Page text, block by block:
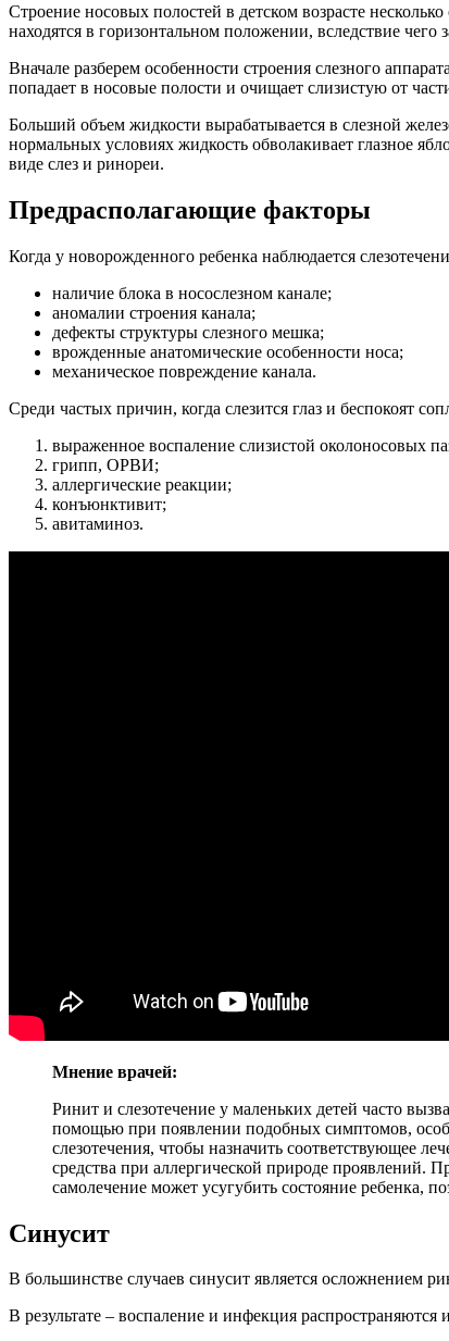
Строение носовых полостей в детском возрасте
находятся в горизонтальном положении, вследствие чего
Вначале разберем особенности строения слезного
попадает в носовые полости и очищает слизистую от
Больший объем жидкости вырабатывается в слезной
нормальных условиях жидкость обволакивает глазное
виде слез и ринореи.
Предрасполагающие факторы
Когда у новорожденного ребенка наблюдается
наличие блока в носослезном канале;
аномалии строения канала;
дефекты структуры слезного мешка;
врожденные анатомические особенности носа;
механическое повреждение канала.
Среди частых причин, когда слезится глаз и беспокоят
выраженное воспаление слизистой околоносовых
грипп, ОРВИ;
аллергические реакции;
конъюнктивит;
авитаминоз.
Мнение врачей:
Ринит и слезотечение у маленьких детей часто
помощью при появлении подобных симптомов,
слезотечения, чтобы назначить соответствующее
средства при аллергической природе проявлений.
самолечение может усугубить состояние ребенка,
Синусит
В большинстве случаев синусит является осложнением
В результате – воспаление и инфекция